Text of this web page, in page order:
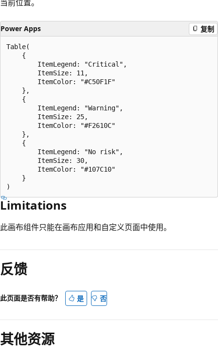
当前位置。
Power Apps 复制
Table(
    {
        ItemLegend: "Critical",
        ItemSize: 11,
        ItemColor: "#C50F1F"
    },
    {
        ItemLegend: "Warning",
        ItemSize: 25,
        ItemColor: "#F2610C"
    },
    {
        ItemLegend: "No risk",
        ItemSize: 30,
        ItemColor: "#107C10"
    }
Limitations
此画布组件只能在画布应用和自定义页面中使用。
模
已
用
反馈
此页面是否有帮助？ 是 否
其他资源